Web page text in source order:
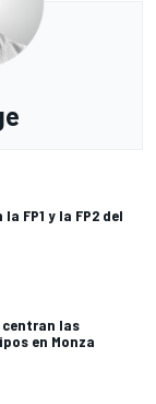
FP1 y la FP2 del
centran las
en Monza